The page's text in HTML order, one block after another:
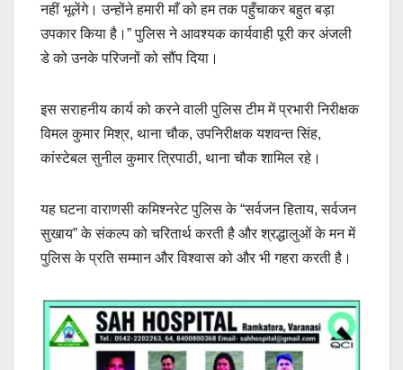
नहीं भूलेंगे। उन्होंने हमारी माँ को हम तक पहुँचाकर बहुत बड़ा
उपकार किया है।” पुलिस ने आवश्यक कार्यवाही पूरी कर अंजली
डे को उनके परिजनों को सौंप दिया।
इस सराहनीय कार्य को करने वाली पुलिस टीम में प्रभारी निरीक्षक
विमल कुमार मिश्र, थाना चौक, उपनिरीक्षक यशवन्त सिंह,
कांस्टेबल सुनील कुमार त्रिपाठी, थाना चौक शामिल रहे।
यह घटना वाराणसी कमिश्नरेट पुलिस के “सर्वजन हिताय, सर्वजन
सुखाय” के संकल्प को चरितार्थ करती है और श्रद्धालुओं के मन में
पुलिस के प्रति सम्मान और विश्वास को और भी गहरा करती है।